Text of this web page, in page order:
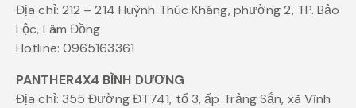
Địa chỉ: 212 – 214 Huỳnh Thúc Kháng, phường 2, TP. Bảo
Lộc, Lâm Đồng
Hotline: 0965163361
PANTHER4X4 BÌNH DƯƠNG
Địa chỉ: 355 Đường ĐT741, tổ 3, ấp Trảng Sắn, xã Vĩnh